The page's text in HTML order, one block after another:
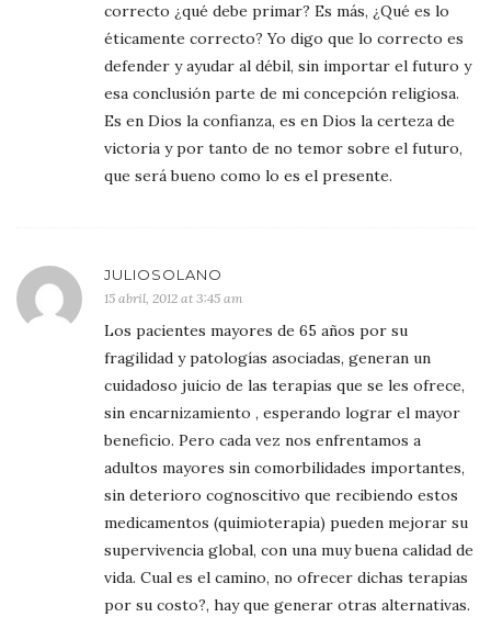
correcto ¿qué debe primar? Es más, ¿Qué es lo
éticamente correcto? Yo digo que lo correcto es
defender y ayudar al débil, sin importar el futuro y
esa conclusión parte de mi concepción religiosa.
Es en Dios la confianza, es en Dios la certeza de
victoria y por tanto de no temor sobre el futuro,
que será bueno como lo es el presente.
JULIOSOLANO
15 abril, 2012 at 3:45 am
Los pacientes mayores de 65 años por su
fragilidad y patologías asociadas, generan un
cuidadoso juicio de las terapias que se les ofrece,
sin encarnizamiento , esperando lograr el mayor
beneficio. Pero cada vez nos enfrentamos a
adultos mayores sin comorbilidades importantes,
sin deterioro cognoscitivo que recibiendo estos
medicamentos (quimioterapia) pueden mejorar su
supervivencia global, con una muy buena calidad de
vida. Cual es el camino, no ofrecer dichas terapias
por su costo?, hay que generar otras alternativas.